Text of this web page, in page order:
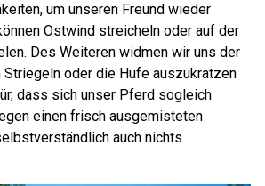
um unseren Freund wieder
Ostwind streicheln oder auf der
Des Weiteren widmen wir uns der
oder die Hufe auszukratzen
dass sich unser Pferd sogleich
einen frisch ausgemisteten
auch nichts